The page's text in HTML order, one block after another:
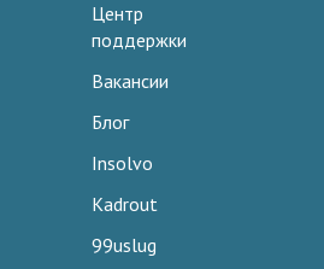
Центр
поддержки
Вакансии
Блог
Insolvo
Kadrout
99uslug